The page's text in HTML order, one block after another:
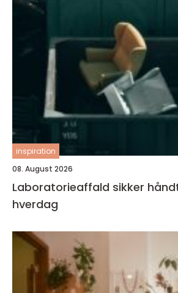
inspiration
08. August 2026
Laboratorieaffald sikker håndtering i en travl
hverdag